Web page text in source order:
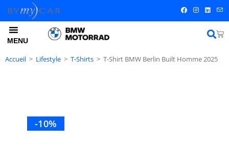
MENU
Accueil > Lifestyle > T-Shirts > T-Shirt BMW Berlin Built Homme 2025
-10%